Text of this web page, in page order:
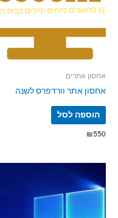
אחסון אתרים
אחסון אתר וורדפרס לשנה
הוספה לסל
₪550